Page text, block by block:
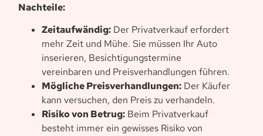
Nachteile:
Zeitaufwändig:Der Privatverkauf erfordert
mehr Zeit und Mühe. Sie müssen Ihr Auto
inserieren, Besichtigungstermine
vereinbaren und Preisverhandlungen führen.
Mögliche Preisverhandlungen:Der Käufer
kann versuchen, den Preis zu verhandeln.
Risiko von Betrug:Beim Privatverkauf
besteht immer ein gewisses Risiko von